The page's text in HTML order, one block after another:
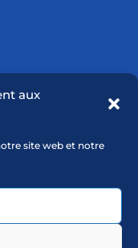
aux
site web et notre